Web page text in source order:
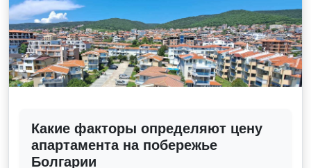
Какие факторы определяют цену
апартамента на побережье
Болгарии